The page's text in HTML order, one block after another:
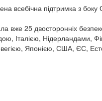
всебічна підтримка з
вже 25 двосторонніх
Італією, Нідерландами,
Японією, США, ЄС,